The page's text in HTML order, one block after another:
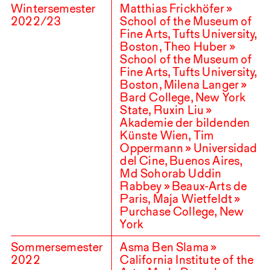
Wintersemester
2022/23
Matthias Frickhöfer »
School of the Museum of
Fine Arts, Tufts University,
Boston, Theo Huber »
School of the Museum of
Fine Arts, Tufts University,
Boston, Milena Langer »
Bard College, New York
State, Ruxin Liu »
Akademie der bildenden
Künste Wien, Tim
Oppermann » Universidad
del Cine, Buenos Aires,
Md Sohorab Uddin
Rabbey » Beaux-Arts de
Paris, Maja Wietfeldt »
Purchase College, New
York
Sommersemester
2022
Asma Ben Slama »
California Institute of the